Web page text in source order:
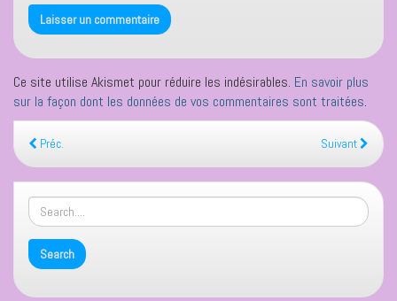
Ce site utilise Akismet pour réduire les indésirables. En savoir plus
sur la façon dont les données de vos commentaires sont traitées.
Préc. Suivant